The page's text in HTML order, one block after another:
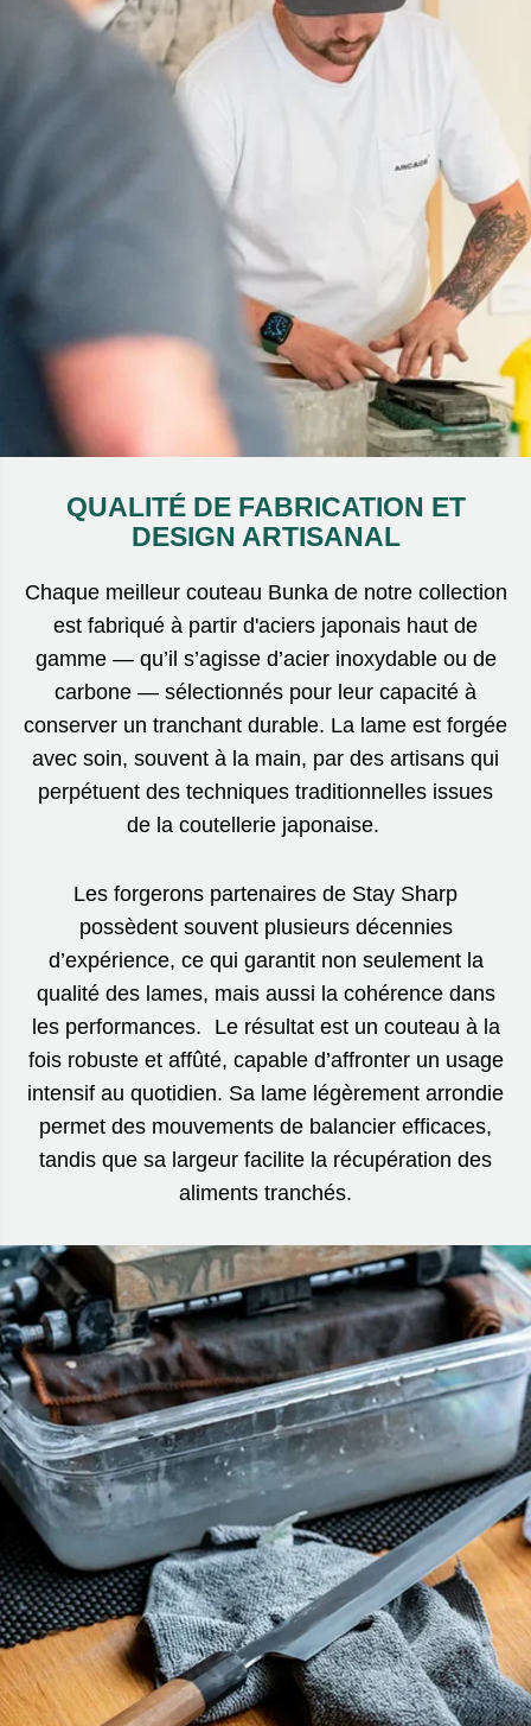
QUALITÉ DE FABRICATION ET
DESIGN ARTISANAL
Chaque meilleur couteau Bunka de notre collection
est fabriqué à partir d'aciers japonais haut de
gamme — qu’il s’agisse d’acier inoxydable ou de
carbone — sélectionnés pour leur capacité à
conserver un tranchant durable. La lame est forgée
avec soin, souvent à la main, par des artisans qui
perpétuent des techniques traditionnelles issues
de la coutellerie japonaise.
Les forgerons partenaires de Stay Sharp
possèdent souvent plusieurs décennies
d’expérience, ce qui garantit non seulement la
qualité des lames, mais aussi la cohérence dans
les performances. Le résultat est un couteau à la
fois robuste et affûté, capable d’affronter un usage
intensif au quotidien. Sa lame légèrement arrondie
permet des mouvements de balancier efficaces,
tandis que sa largeur facilite la récupération des
aliments tranchés.